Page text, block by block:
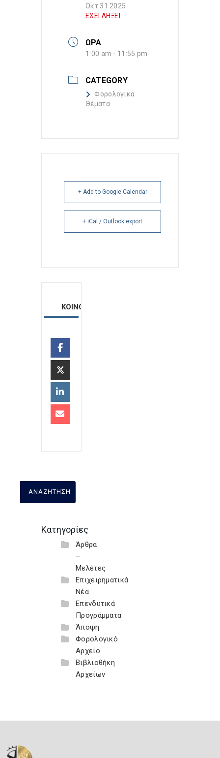
Οκτ 31 2025
ΕΧΕΙ ΛΗΞΕΙ
ΩΡΑ
1:00 am - 11:55 pm
CATEGORY
Φορολογικά
Θέματα
+ Add to Google Calendar
+ iCal / Outlook export
ΚΟΙΝΟΠΟΙΗΣΗ
Κατηγορίες
Άρθρα
–
Μελέτες
Επιχειρηματικά
Νέα
Επενδυτικά
Προγράμματα
Άποψη
Φορολογικό
Αρχείο
Βιβλιοθήκη
Αρχείων